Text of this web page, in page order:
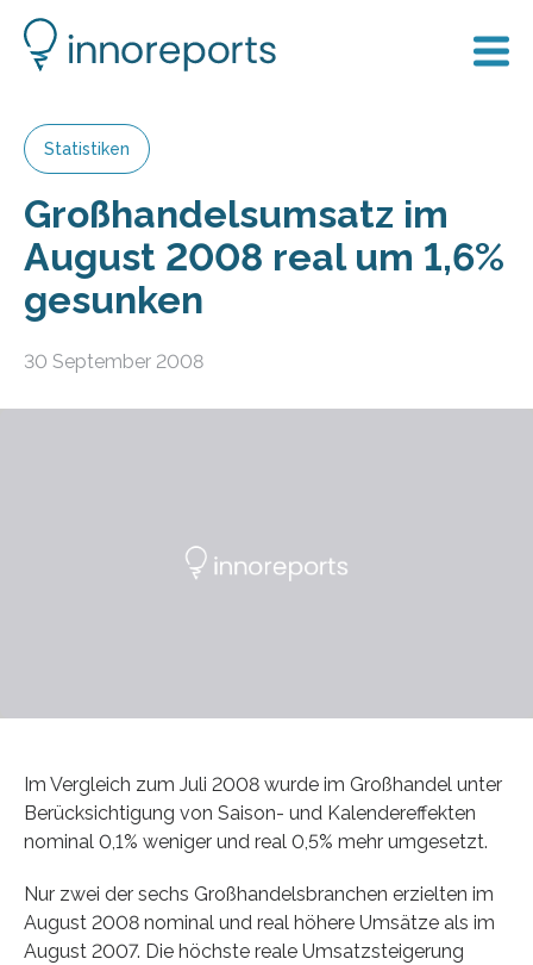
Statistiken
Großhandelsumsatz im
August 2008 real um 1,6%
gesunken
30 September 2008
Im Vergleich zum Juli 2008 wurde im Großhandel unter
Berücksichtigung von Saison- und Kalendereffekten
nominal 0,1% weniger und real 0,5% mehr umgesetzt.
Nur zwei der sechs Großhandelsbranchen erzielten im
August 2008 nominal und real höhere Umsätze als im
August 2007. Die höchste reale Umsatzsteigerung